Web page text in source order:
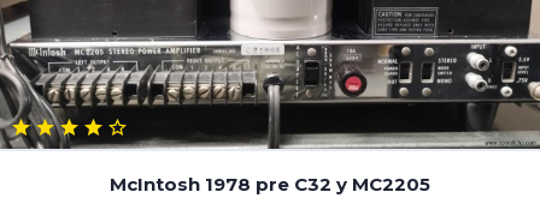
McIntosh 1978 pre C32 y MC2205